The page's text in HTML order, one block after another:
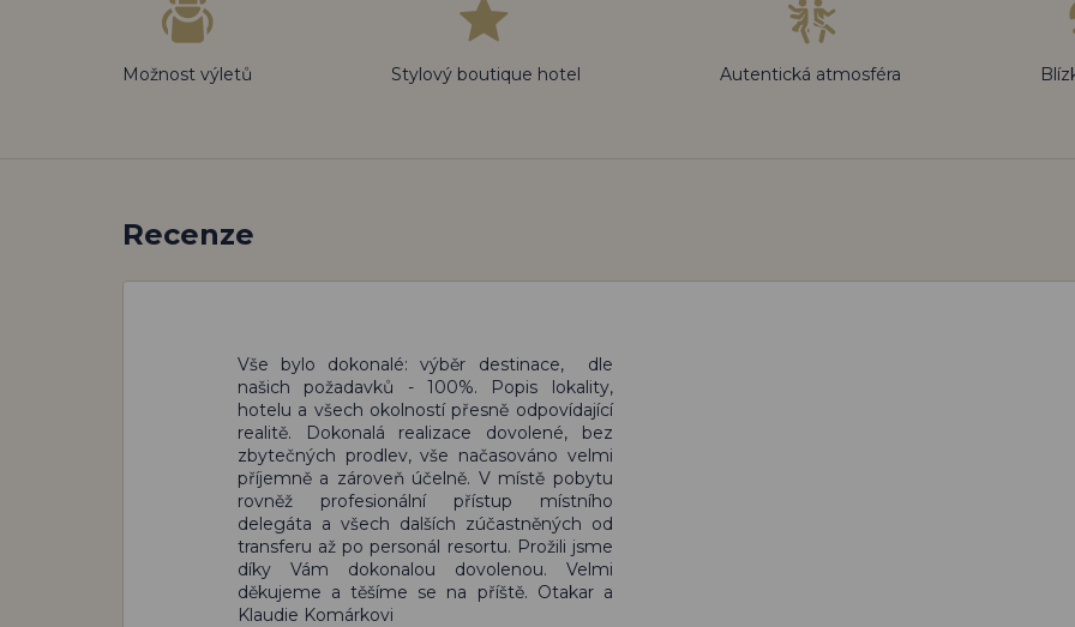
Možnost výletů Stylový boutique hotel Autentická atmosféra
Recenze
Vše bylo dokonalé: výběr destinace, dle
našich požadavků - 100%. Popis lokality,
hotelu a všech okolností přesně odpovídající
realitě. Dokonalá realizace dovolené, bez
zbytečných prodlev, vše načasováno velmi
příjemně a zároveň účelně. V místě pobytu
rovněž profesionální přístup místního
delegáta a všech dalších zúčastněných od
transferu až po personál resortu. Prožili jsme
díky Vám dokonalou dovolenou. Velmi
děkujeme a těšíme se na příště. Otakar a
Klaudie Komárkovi